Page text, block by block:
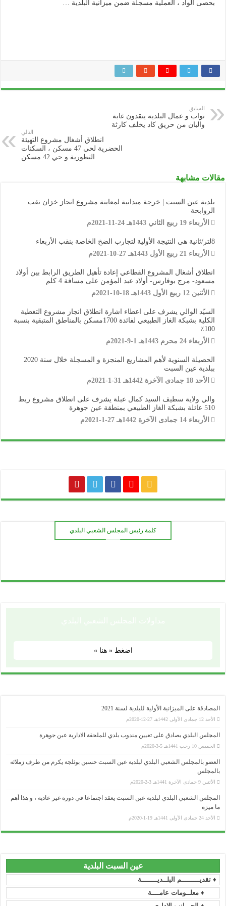
بحصى الواد ، العملية مسجلة ضمن ميزانية البلدية …
السابق
نواب و عمال البلدية ينقدون غابة
والبان من حريق كاد يخلف كارثة
التالي
انطلاق أشغال مشروع التهيئة
الحضرية لحي 47 مسكن ، السكنات
التطورية و حي 42 مسكن
مقالات مشابهة
بلدية عين السبت | خرجة ميدانية لمعاينة مشروع انجاز خزان نقب
الروابحة
الأربعاء 19 ربيع الثاني 1443هـ 24-11-2021م
8لتر/ثانية هي النتيجة الأولية لتجارب الضخ الخاصة بنقب الأربعاء
الأربعاء 21 ربيع الأول 1443هـ 27-10-2021م
انطلاق أشغال المشروع القطاعي إعادة تأهيل الطريق الرابط بين أولاد
مسعود- مرج بوفارس- أولاد عبد المؤمن على مسافة 4 كلم
الأثنين 12 ربيع الأول 1443هـ 18-10-2021م
السيّد الوالي يشرف على اعطاء اشارة انطلاق انجاز مشروع التغطية
الكلية بشبكة الغاز الطبيعي لفائدة 1700مسكن بالمناطق المتبقية بنسبة
100٪
الأربعاء 24 محرم 1443هـ 1-9-2021م
الحصيلة السنوية لأهم المشاريع المنجزة و المسجلة خلال سنة 2020
ببلدية عين السبت
الأحد 18 جمادى الآخرة 1442هـ 31-1-2021م
والي ولاية سطيف السيد كمال عبلة يشرف على انطلاق مشروع ربط
510 عائلة بشبكة الغاز الطبيعي بمنطقة عين جوهرة
الأربعاء 14 جمادى الآخرة 1442هـ 27-1-2021م
كلمة رئيس المجلس الشعبي البلدي
ـــــــ
اضغط « هنا »
المصادقة على الميزانية الأولية للبلدية لسنة 2021
الأحد 12 جمادى الأولى 1442هـ 27-12-2020م
المجلس البلدي يصادق على تعيين مندوب بلدي للملحقة الادارية عين جوهرة
الخميس 10 رجب 1441هـ 5-3-2020م
العضو بالمجلس الشعبي البلدي لبلدية عين السبت حسين بوثلجة يكرم من طرف زملائه
بالمجلس
الأثنين 9 جمادى الآخرة 1441هـ 3-2-2020م
المجلس الشعبي البلدي لبلدية عين السبت يعقد اجتماعا في دورة غير عادية ، و هذا أهم
ما ميزه
الأحد 24 جمادى الأولى 1441هـ 19-1-2020م
عين السبت البلدية
♦ تقديـــــــــم البلــديــــــــة
♦ معلــومات عامــــة
وزارة الداخلية و الجماعات المحلية
ولاية سطيف
المجلس الشعبي الولائي _ سطيف
رئاسة الجمهورية
مجلس الأمة
الجريدة الرسمية